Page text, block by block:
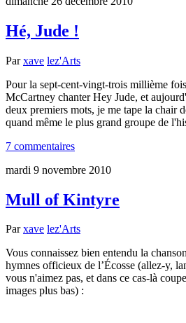
Hé, Jude !
Parxave lez'Arts
Pour la sept-cent-vingt-trois millième
McCartney chanter Hey Jude, et
deux premiers mots, je me tape la chair
quand même le plus grand groupe de
7 commentaires
mardi 9 novembre 2010
Mull of Kintyre
Parxave lez'Arts
Vous connaissez bien entendu la
hymnes officieux de l’Écosse (allez-y,
vous n'aimez pas, et dans ce cas-là
images plus bas) :